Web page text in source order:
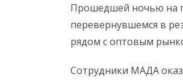
Прошедшей ночью на
перевернувшемся в
рядом с оптовым
Сотрудники МАДА